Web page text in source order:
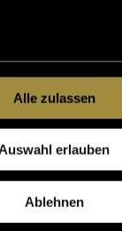
Alle zulassen
erlauben
Ablehnen